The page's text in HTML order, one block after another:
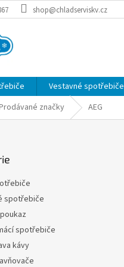
shop@chladserviskv.cz
Vestavné spotřebiče
značky AEG
spotřebiče
spotřebiče
kávy